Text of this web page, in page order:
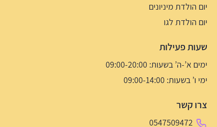
יום הולדת מיניונים
יום הולדת לגו
שעות פעילות
ימים א’-ה’ בשעות: 09:00-20:00
ימי ו’ בשעות: 09:00-14:00
צרו קשר
0547509472